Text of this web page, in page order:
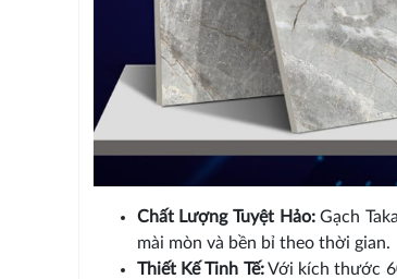
Chất Lượng Tuyệt Hảo:Gạch
mài mòn và bền bỉ theo thời gian.
Thiết Kế Tinh Tế:Với kích thước